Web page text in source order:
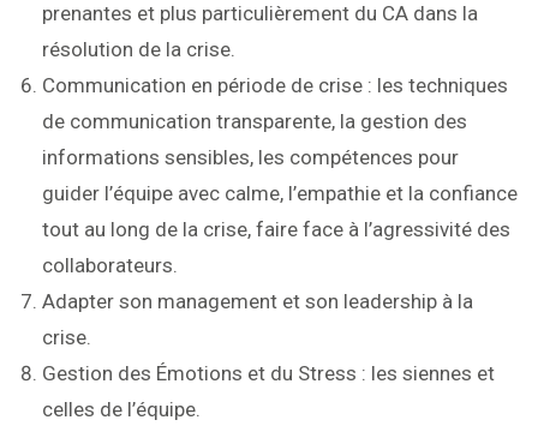
prenantes et plus particulièrement du CA dans la
résolution de la crise.
Communication en période de crise : les techniques
de communication transparente, la gestion des
informations sensibles, les compétences pour
guider l’équipe avec calme, l’empathie et la confiance
tout au long de la crise, faire face à l’agressivité des
collaborateurs.
Adapter son management et son leadership à la
crise.
Gestion des Émotions et du Stress : les siennes et
celles de l’équipe.